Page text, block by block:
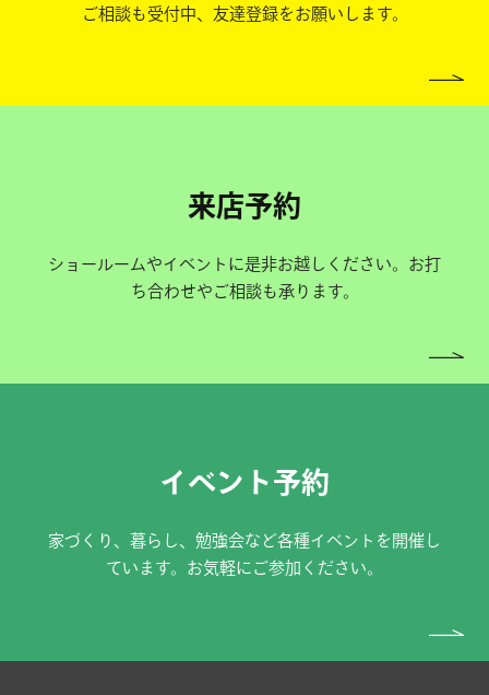
ご相談も受付中、友達登録をお願いします。
来店予約
ショールームやイベントに是非お越しください。お打
ち合わせやご相談も承ります。
イベント予約
家づくり、暮らし、勉強会など各種イベントを開催し
ています。お気軽にご参加ください。